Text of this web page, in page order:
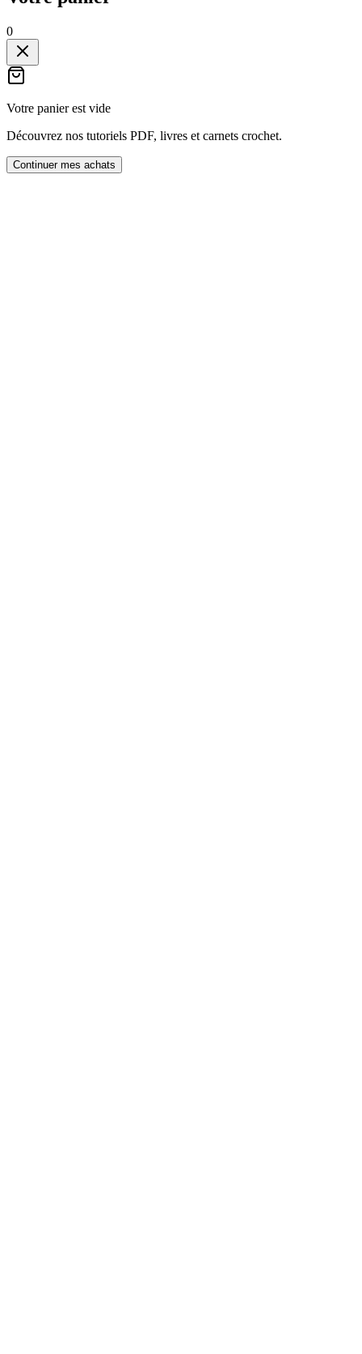
0
Votre panier est vide
Découvrez nos tutoriels PDF, livres et carnets crochet.
Continuer mes achats